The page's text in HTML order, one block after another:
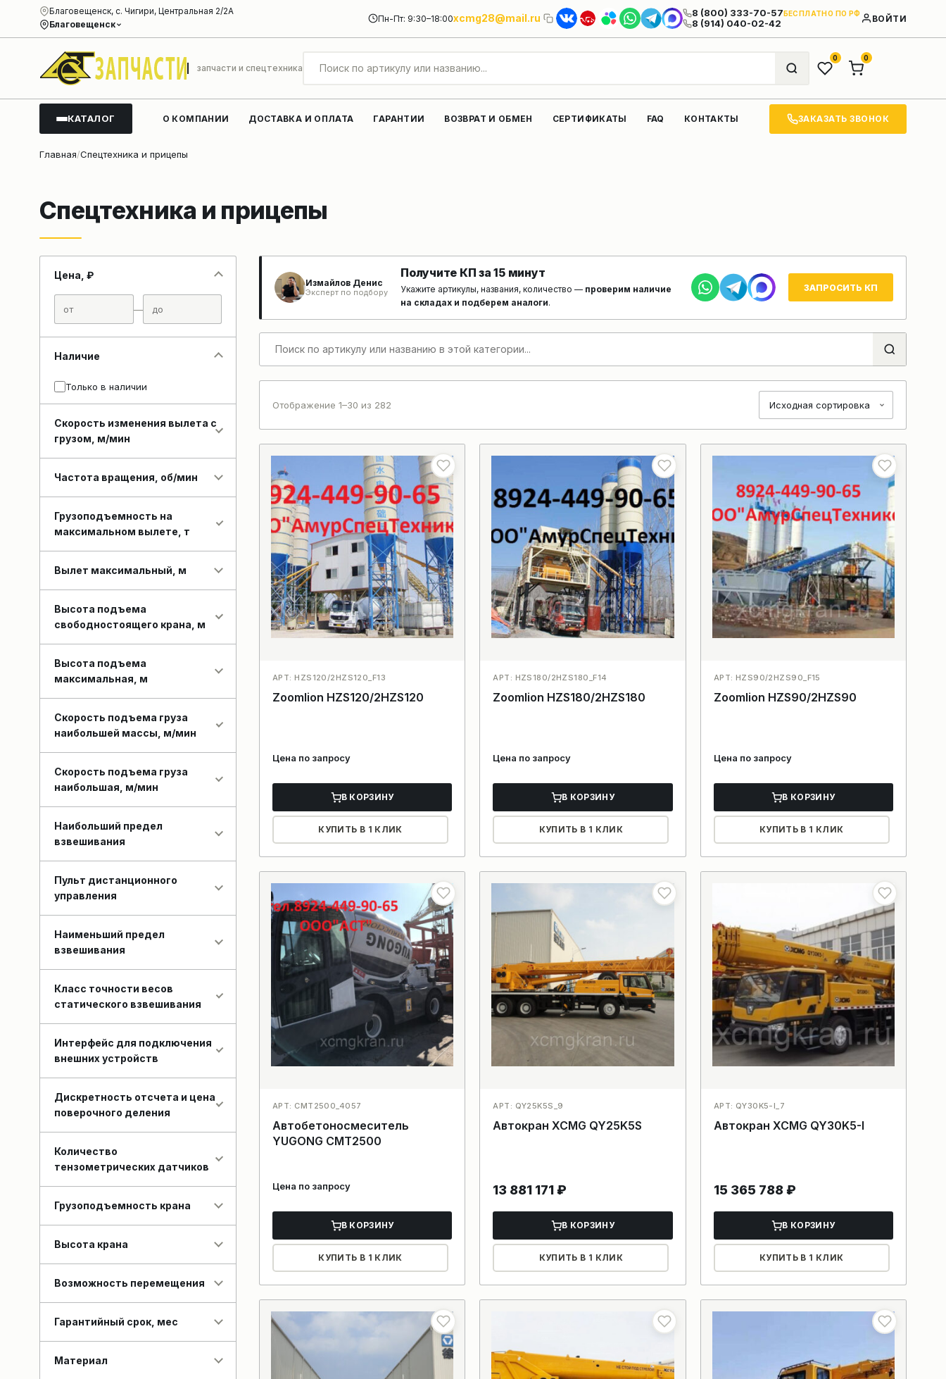
Благовещенск
Благовещенск, с. Чигири, Центральная 2/2А
Пн-Пт: 9:30–18:00xcmg28@mail.ru 8 (800) 333-70-57БЕСПЛАТНО ПО РФ
8 (914) 040-02-42 ВОЙТИ
запчасти и спецтехника
0 0
КАТАЛОГ О КОМПАНИИ ДОСТАВКА И ОПЛАТА ГАРАНТИИ ВОЗВРАТ И ОБМЕН СЕРТИФИКАТЫ FAQ КОНТАКТЫ ЗАКАЗАТЬ ЗВОНОК
Главная Спецтехника и прицепы
Спецтехника и прицепы
Цена, ₽
—
Наличие
Только в наличии
Скорость изменения вылета с
грузом, м/мин
Частота вращения, об/мин
Грузоподъемность на
максимальном вылете, т
Вылет максимальный, м
Высота подъема
свободностоящего крана, м
Высота подъема
максимальная, м
Скорость подъема груза
наибольшей массы, м/мин
Скорость подъема груза
наибольшая, м/мин
Наибольший предел
взвешивания
Пульт дистанционного
управления
Наименьший предел
взвешивания
Класс точности весов
статического взвешивания
Интерфейс для подключения
внешних устройств
Дискретность отсчета и цена
поверочного деления
Количество
тензометрических датчиков
Грузоподъемность крана
Высота крана
Возможность перемещения
Гарантийный срок, мес
Материал
Измайлов Денис
Эксперт по подбору
Получите КП за 15 минут
Укажите артикулы, названия, количество — проверим наличие
на складах и подберем аналоги.
ЗАПРОСИТЬ КП
Отображение 1–30 из 282
АРТ: HZS120/2HZS120_F13
Zoomlion HZS120/2HZS120
Цена по запросу
В КОРЗИНУ
КУПИТЬ В 1 КЛИК
АРТ: HZS180/2HZS180_F14
Zoomlion HZS180/2HZS180
Цена по запросу
В КОРЗИНУ
КУПИТЬ В 1 КЛИК
АРТ: HZS90/2HZS90_F15
Zoomlion HZS90/2HZS90
Цена по запросу
В КОРЗИНУ
КУПИТЬ В 1 КЛИК
АРТ: CMT2500_4057
Автобетоносмеситель
YUGONG CMT2500
Цена по запросу
В КОРЗИНУ
КУПИТЬ В 1 КЛИК
АРТ: QY25K5S_9
Автокран XCMG QY25K5S
13 881 171₽
В КОРЗИНУ
КУПИТЬ В 1 КЛИК
АРТ: QY30K5-I_7
Автокран XCMG QY30K5-I
15 365 788 ₽
В КОРЗИНУ
КУПИТЬ В 1 КЛИК